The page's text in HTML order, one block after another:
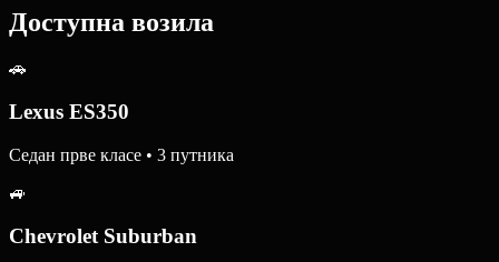
Доступна возила
🚗
Lexus ES350
Седан прве класе • 3 путника
🚙
Chevrolet Suburban